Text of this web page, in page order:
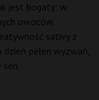
jest bogaty: w
owoców.
sativy z
pełen wyzwań,